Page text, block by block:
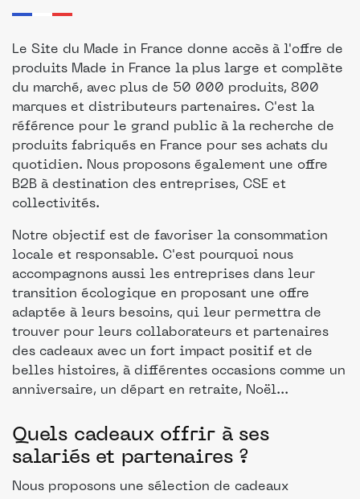
Le Site du Made in France donne accès à l'offre de
produits Made in France la plus large et complète
du marché, avec plus de 50 000 produits, 800
marques et distributeurs partenaires. C'est la
référence pour le grand public à la recherche de
produits fabriqués en France pour ses achats du
quotidien. Nous proposons également une offre
B2B à destination des entreprises, CSE et
collectivités.
Notre objectif est de favoriser la consommation
locale et responsable. C'est pourquoi nous
accompagnons aussi les entreprises dans leur
transition écologique en proposant une offre
adaptée à leurs besoins, qui leur permettra de
trouver pour leurs collaborateurs et partenaires
des cadeaux avec un fort impact positif et de
belles histoires, à différentes occasions comme un
anniversaire, un départ en retraite, Noël...
Quels cadeaux offrir à ses
salariés et partenaires ?
Nous proposons une sélection de cadeaux